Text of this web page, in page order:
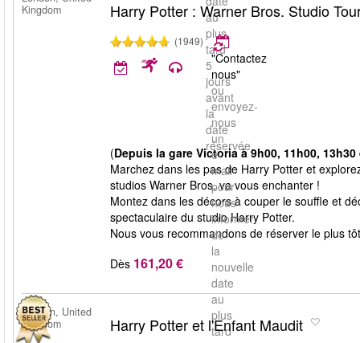
au
plus
tard
5
jours
avant
la
date
réservée.
Kingdom
Harry Potter : Warner Bros. Studio
(1949)
"Contactez
nous"
ou
envoyez-
nous
un
e-
mail
pour
nous
informer
de
la
nouvelle
date
au
plus
tard
(Depuis la gare Victoria à 9h00, 11h00, 13h30
Marchez dans les pas de Harry Potter et
studios Warner Bros. va vous enchanter !
Montez dans les décors à couper le souffle et
spectaculaire du studio Harry Potter.
Nous vous recommandons de réserver le plus
Dès 161,20 €
London, United
Kingdom
Harry Potter et l'Enfant Maudit